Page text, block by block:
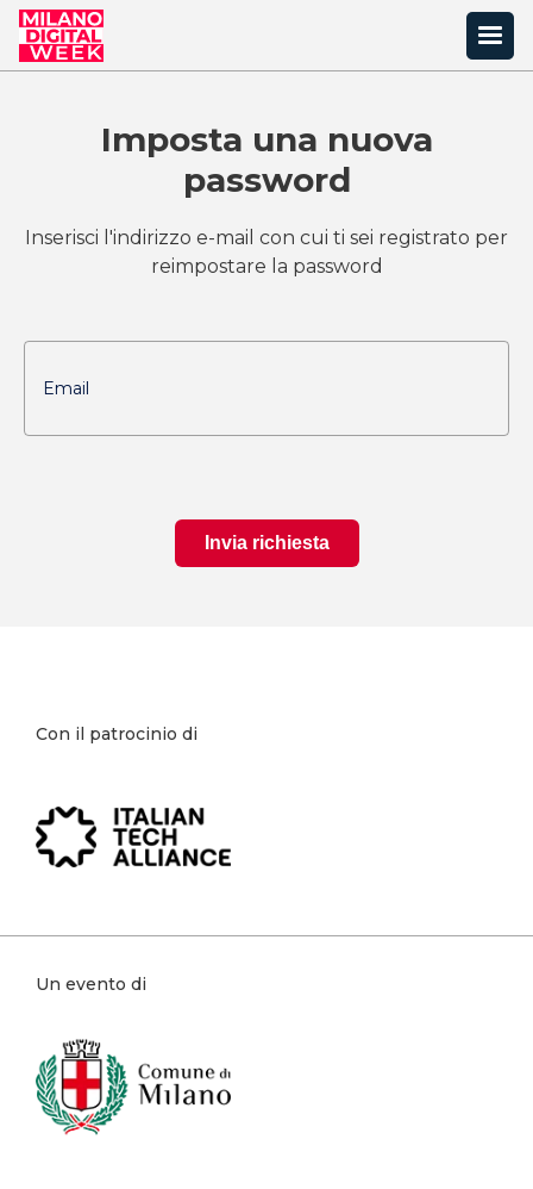
Imposta una nuova
password
Inserisci l'indirizzo e-mail con cui ti sei registrato per
reimpostare la password
Con il patrocinio di
Un evento di